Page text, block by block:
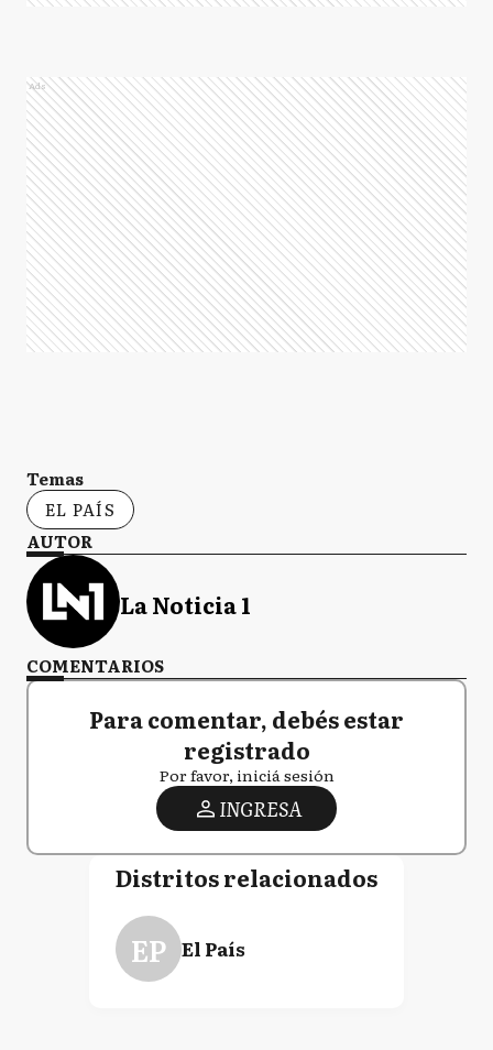
Ads
Temas
EL PAÍS
AUTOR
La Noticia 1
COMENTARIOS
Para comentar, debés estar
registrado
Por favor, iniciá sesión
INGRESA
Distritos relacionados
EP El País